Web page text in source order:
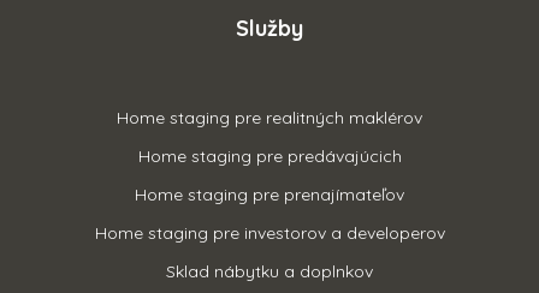
Služby
Home staging pre realitných maklérov
Home staging pre predávajúcich
Home staging pre prenajímateľov
Home staging pre investorov a developerov
Sklad nábytku a doplnkov